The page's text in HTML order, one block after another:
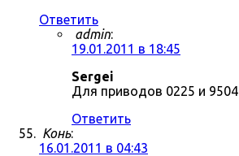
Ответить
admin:
19.01.2011 в 18:45
Sergei
Для приводов 0225 и 9504
Ответить
Конь:
16.01.2011 в 04:43